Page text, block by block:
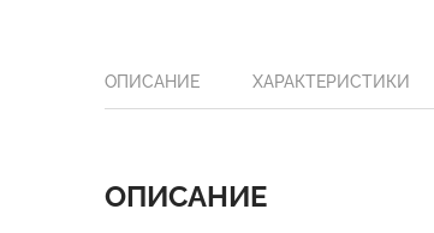
ОПИСАНИЕ ХАРАКТЕРИСТИКИ
ОПИСАНИЕ